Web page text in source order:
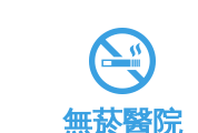
無菸醫院